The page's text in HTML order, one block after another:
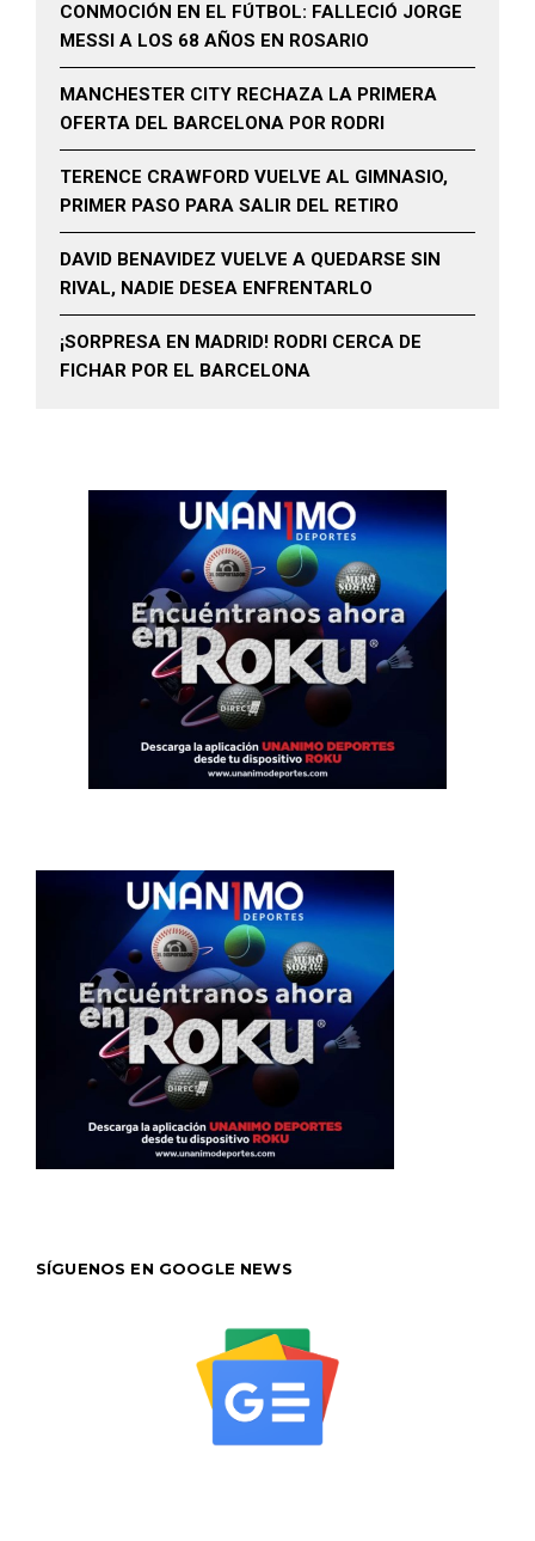
CONMOCIÓN EN EL FÚTBOL: FALLECIÓ JORGE
MESSI A LOS 68 AÑOS EN ROSARIO
MANCHESTER CITY RECHAZA LA PRIMERA
OFERTA DEL BARCELONA POR RODRI
TERENCE CRAWFORD VUELVE AL GIMNASIO,
PRIMER PASO PARA SALIR DEL RETIRO
DAVID BENAVIDEZ VUELVE A QUEDARSE SIN
RIVAL, NADIE DESEA ENFRENTARLO
¡SORPRESA EN MADRID! RODRI CERCA DE
FICHAR POR EL BARCELONA
SÍGUENOS EN GOOGLE NEWS